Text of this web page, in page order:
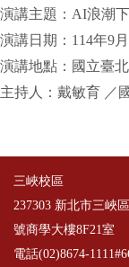
演講主題：AI浪潮
演講日期：114年9
演講地點：國立臺
主持人：戴敏育 ／
三峽校區
237303 新北市三峽
號商學大樓8F21室
電話(02)8674-